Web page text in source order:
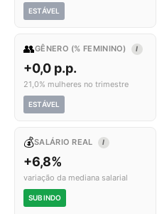
ESTÁVEL
👥GÊNERO (% FEMININO) I
+0,0 p.p.
21,0% mulheres no trimestre
ESTÁVEL
💰SALÁRIO REAL I
+6,8%
variação da mediana salarial
SUBINDO